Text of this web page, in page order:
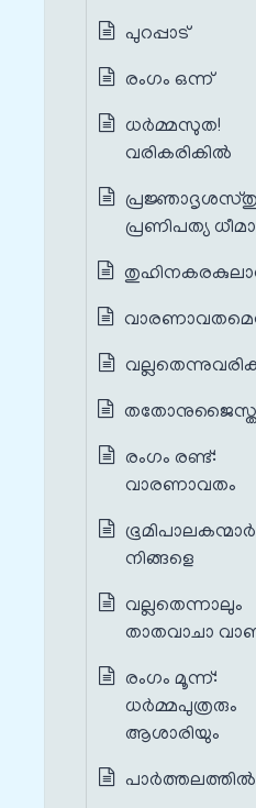
പുറപ്പാട്
രംഗം ഒന്ന്
ധര്‍മ്മസുത!
വരികരികില്‍
പ്രജ്ഞാദൃശസ്തു
പ്രണിപത്യ
രംഗം രണ്ട്:
വാരണാവതം
നിങ്ങളെ
വല്ലതെന്നാലും
താതവാചാ
രംഗം മൂന്ന്:
ധര്‍മ്മപുത്രരും
ആശാരിയും
പാര്‍ത്തലത്തില്‍